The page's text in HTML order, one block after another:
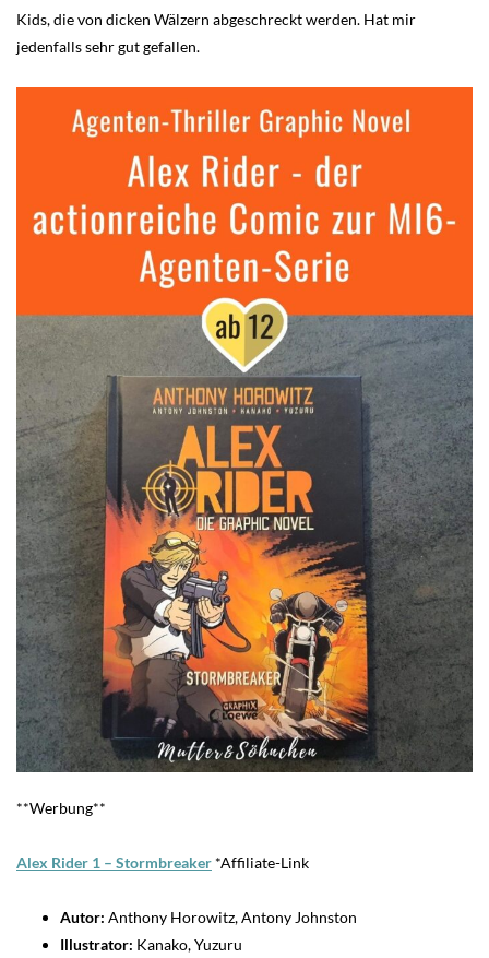
Kids, die von dicken Wälzern abgeschreckt werden. Hat mir
jedenfalls sehr gut gefallen.
**Werbung**
Alex Rider 1 – Stormbreaker *Affiliate-Link
Autor: Anthony Horowitz, Antony Johnston
Illustrator: Kanako, Yuzuru